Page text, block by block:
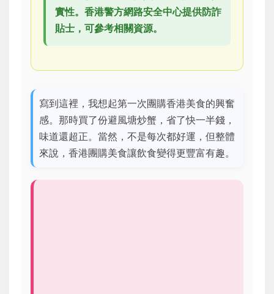
實性。香港警方網路安全中心提供防詐
貼士，可參考相關資源。
寫到這裡，我想起第一次團購香港美食的興奮
感。那時買了份避風塘炒蟹，省了快一半錢，
味道還超正。當然，不是每次都好運，但整體
來說，香港團購美食讓飲食變得更豐富有趣。